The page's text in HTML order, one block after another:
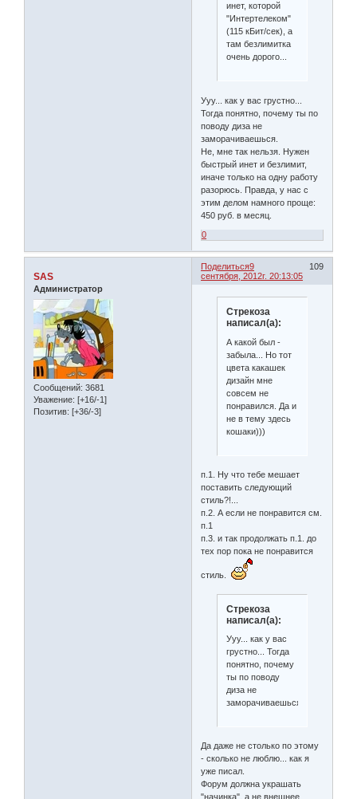
инет, которой
"Интертелеком"
(115 кБит/сек), а
там безлимитка
очень дорого...
Ууу... как у вас грустно...
Тогда понятно, почему ты по
поводу диза не
заморачиваешься.
Не, мне так нельзя. Нужен
быстрый инет и безлимит,
иначе только на одну работу
разорюсь. Правда, у нас с
этим делом намного проще:
450 руб. в месяц.
0
Поделиться 109
9
сентября, 2012г. 20:13:05
SAS
Администратор
Сообщений: 3681
Уважение: [+16/-1]
Позитив: [+36/-3]
Стрекоза
написал(а):
А какой был -
забыла... Но тот
цвета какашек
дизайн мне
совсем не
понравился. Да и
не в тему здесь
кошаки)))
п.1. Ну что тебе мешает
поставить следующий
стиль?!...
п.2. А если не понравится см.
п.1
п.3. и так продолжать п.1. до
тех пор пока не понравится
стиль.
Стрекоза
написал(а):
Ууу... как у вас
грустно... Тогда
понятно, почему
ты по поводу
диза не
заморачиваешься.
Да даже не столько по этому
- сколько не люблю... как я
уже писал.
Форум должна украшать
"начинка", а не внешнее